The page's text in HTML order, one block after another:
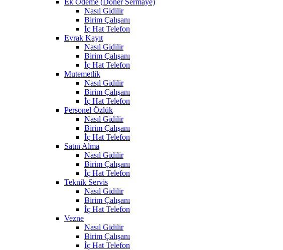
Nasıl Gidilir
Birim Çalışanı
İç Hat Telefon
Evrak Kayıt
Nasıl Gidilir
Birim Çalışanı
İç Hat Telefon
Mutemetlik
Nasıl Gidilir
Birim Çalışanı
İç Hat Telefon
Personel Özlük
Nasıl Gidilir
Birim Çalışanı
İç Hat Telefon
Satın Alma
Nasıl Gidilir
Birim Çalışanı
İç Hat Telefon
Teknik Servis
Nasıl Gidilir
Birim Çalışanı
İç Hat Telefon
Vezne
Nasıl Gidilir
Birim Çalışanı
İç Hat Telefon